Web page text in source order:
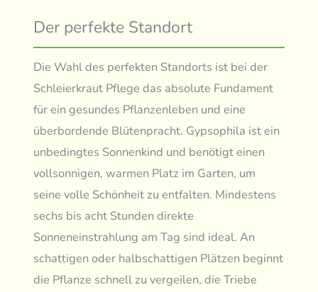
Der perfekte Standort
Die Wahl des perfekten Standorts ist bei der
Schleierkraut Pflege das absolute Fundament
für ein gesundes Pflanzenleben und eine
überbordende Blütenpracht. Gypsophila ist ein
unbedingtes Sonnenkind und benötigt einen
vollsonnigen, warmen Platz im Garten, um
seine volle Schönheit zu entfalten. Mindestens
sechs bis acht Stunden direkte
Sonneneinstrahlung am Tag sind ideal. An
schattigen oder halbschattigen Plätzen beginnt
die Pflanze schnell zu vergeilen, die Triebe